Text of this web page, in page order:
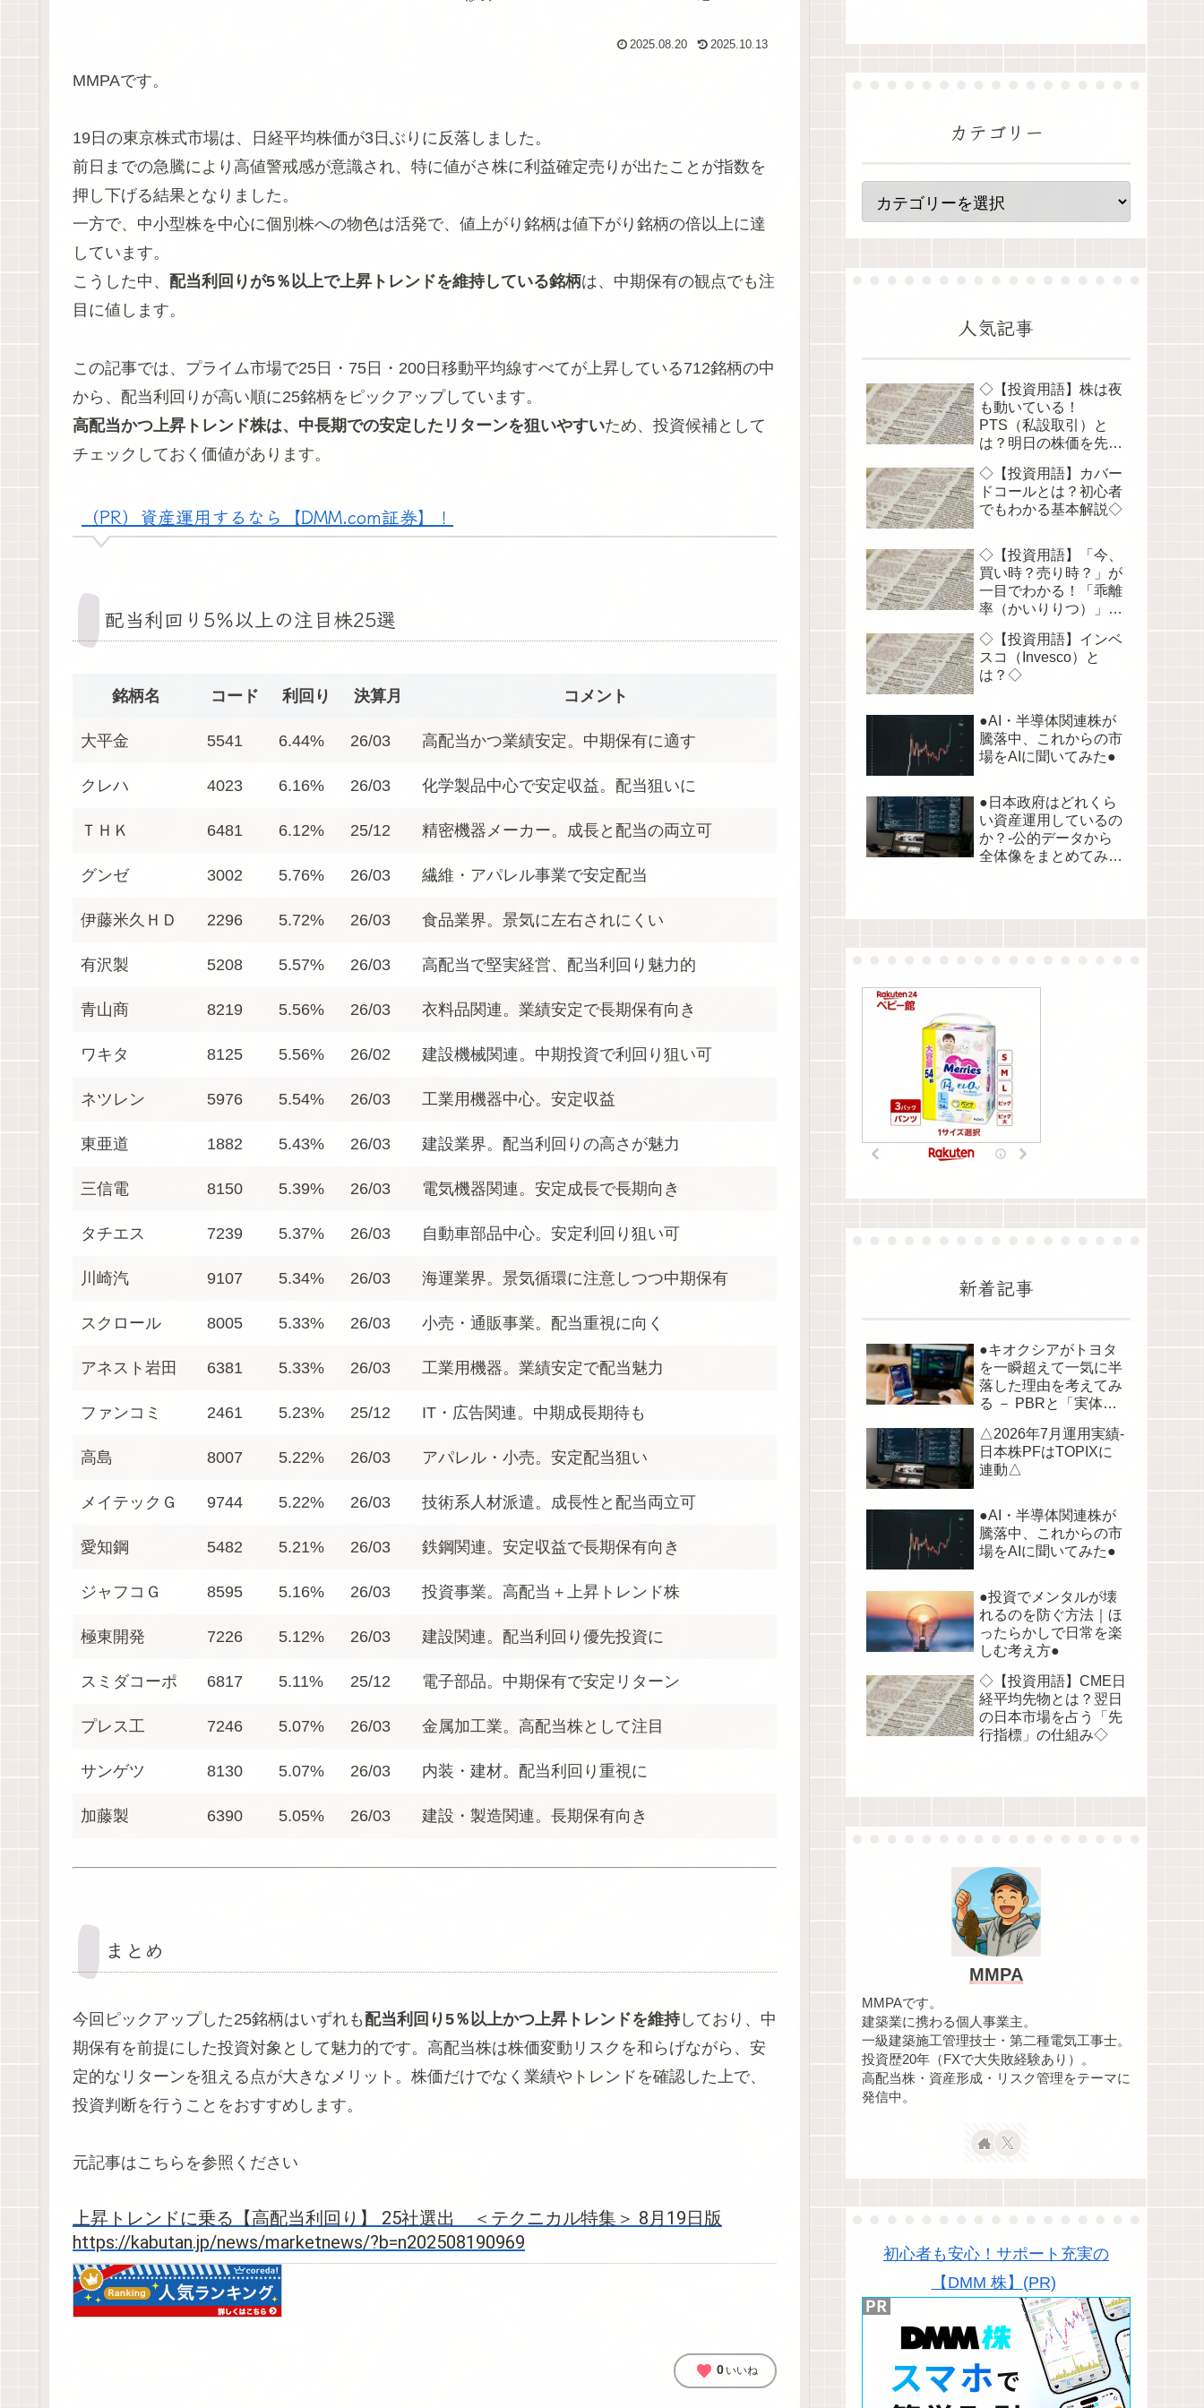
2025.08.20 2025.10.13
MMPAです。
19日の東京株式市場は、日経平均株価が3日ぶりに反落しました。
前日までの急騰により高値警戒感が意識され、特に値がさ株に利益確定売りが出たことが指数を
押し下げる結果となりました。
一方で、中小型株を中心に個別株への物色は活発で、値上がり銘柄は値下がり銘柄の倍以上に達
しています。
こうした中、 配当利回りが5％以上で上昇トレンドを維持している銘柄は、中期保有の観点でも注
目に値します。
この記事では、プライム市場で25日・75日・200日移動平均線すべてが上昇している712銘柄の中
から、配当利回りが高い順に25銘柄をピックアップしています。
高配当かつ上昇トレンド株は、中長期での安定したリターンを狙いやすいため、投資候補として
チェックしておく価値があります。
（PR）資産運用するなら【DMM.com証券】！
配当利回り5％以上の注目株25選
銘柄名 コード 利回り 決算月 コメント
大平金 5541 6.44% 26/03 高配当かつ業績安定。中期保有に適す
クレハ 4023 6.16% 26/03 化学製品中心で安定収益。配当狙いに
ＴＨＫ 6481 6.12% 25/12 精密機器メーカー。成長と配当の両立可
グンゼ 3002 5.76% 26/03 繊維・アパレル事業で安定配当
伊藤米久ＨＤ 2296 5.72% 26/03 食品業界。景気に左右されにくい
有沢製 5208 5.57% 26/03 高配当で堅実経営、配当利回り魅力的
青山商 8219 5.56% 26/03 衣料品関連。業績安定で長期保有向き
ワキタ 8125 5.56% 26/02 建設機械関連。中期投資で利回り狙い可
ネツレン 5976 5.54% 26/03 工業用機器中心。安定収益
東亜道 1882 5.43% 26/03 建設業界。配当利回りの高さが魅力
三信電 8150 5.39% 26/03 電気機器関連。安定成長で長期向き
タチエス 7239 5.37% 26/03 自動車部品中心。安定利回り狙い可
川崎汽 9107 5.34% 26/03 海運業界。景気循環に注意しつつ中期保有
スクロール 8005 5.33% 26/03 小売・通販事業。配当重視に向く
アネスト岩田 6381 5.33% 26/03 工業用機器。業績安定で配当魅力
ファンコミ 2461 5.23% 25/12 IT・広告関連。中期成長期待も
高島 8007 5.22% 26/03 アパレル・小売。安定配当狙い
メイテックＧ 9744 5.22% 26/03 技術系人材派遣。成長性と配当両立可
愛知鋼 5482 5.21% 26/03 鉄鋼関連。安定収益で長期保有向き
ジャフコＧ 8595 5.16% 26/03 投資事業。高配当＋上昇トレンド株
極東開発 7226 5.12% 26/03 建設関連。配当利回り優先投資に
スミダコーポ 6817 5.11% 25/12 電子部品。中期保有で安定リターン
プレス工 7246 5.07% 26/03 金属加工業。高配当株として注目
サンゲツ 8130 5.07% 26/03 内装・建材。配当利回り重視に
加藤製 6390 5.05% 26/03 建設・製造関連。長期保有向き
まとめ
今回ピックアップした25銘柄はいずれも配当利回り5％以上かつ上昇トレンドを維持しており、中
期保有を前提にした投資対象として魅力的です。高配当株は株価変動リスクを和らげながら、安
定的なリターンを狙える点が大きなメリット。株価だけでなく業績やトレンドを確認した上で、
投資判断を行うことをおすすめします。
元記事はこちらを参照ください
上昇トレンドに乗る【高配当利回り】 25社選出 ＜テクニカル特集＞ 8月19日版
https://kabutan.jp/news/marketnews/?b=n202508190969
favorite 0 いいね
カテゴリー
人気記事
◇【投資用語】株は夜
も動いている！
PTS（私設取引）と
は？明日の株価を先読
◇【投資用語】カバー
ドコールとは？初心者
でもわかる基本解説◇
◇【投資用語】「今、
買い時？売り時？」が
一目でわかる！「乖離
率（かいりりつ）」を
◇【投資用語】インベ
スコ（Invesco）と
は？◇
●AI・半導体関連株が
騰落中、これからの市
場をAIに聞いてみた●
●日本政府はどれくら
い資産運用しているの
か？-公的データから
全体像をまとめてみま
新着記事
●キオクシアがトヨタ
を一瞬超えて一気に半
落した理由を考えてみ
る － PBRと「実体資
の構造●
△2026年7月運用実績-
日本株PFはTOPIXに
連動△
●AI・半導体関連株が
騰落中、これからの市
場をAIに聞いてみた●
●投資でメンタルが壊
れるのを防ぐ方法｜ほ
ったらかしで日常を楽
しむ考え方●
◇【投資用語】CME日
経平均先物とは？翌日
の日本市場を占う「先
行指標」の仕組み◇
MMPA
MMPAです。
建築業に携わる個人事業主。
一級建築施工管理技士・第二種電気工事士。
投資歴20年（FXで大失敗経験あり）。
高配当株・資産形成・リスク管理をテーマに
発信中。
初心者も安心！サポート充実の
【DMM 株】(PR)